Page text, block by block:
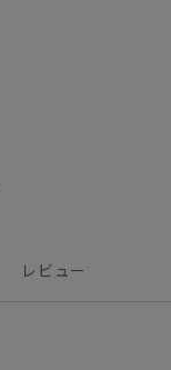
レビュー